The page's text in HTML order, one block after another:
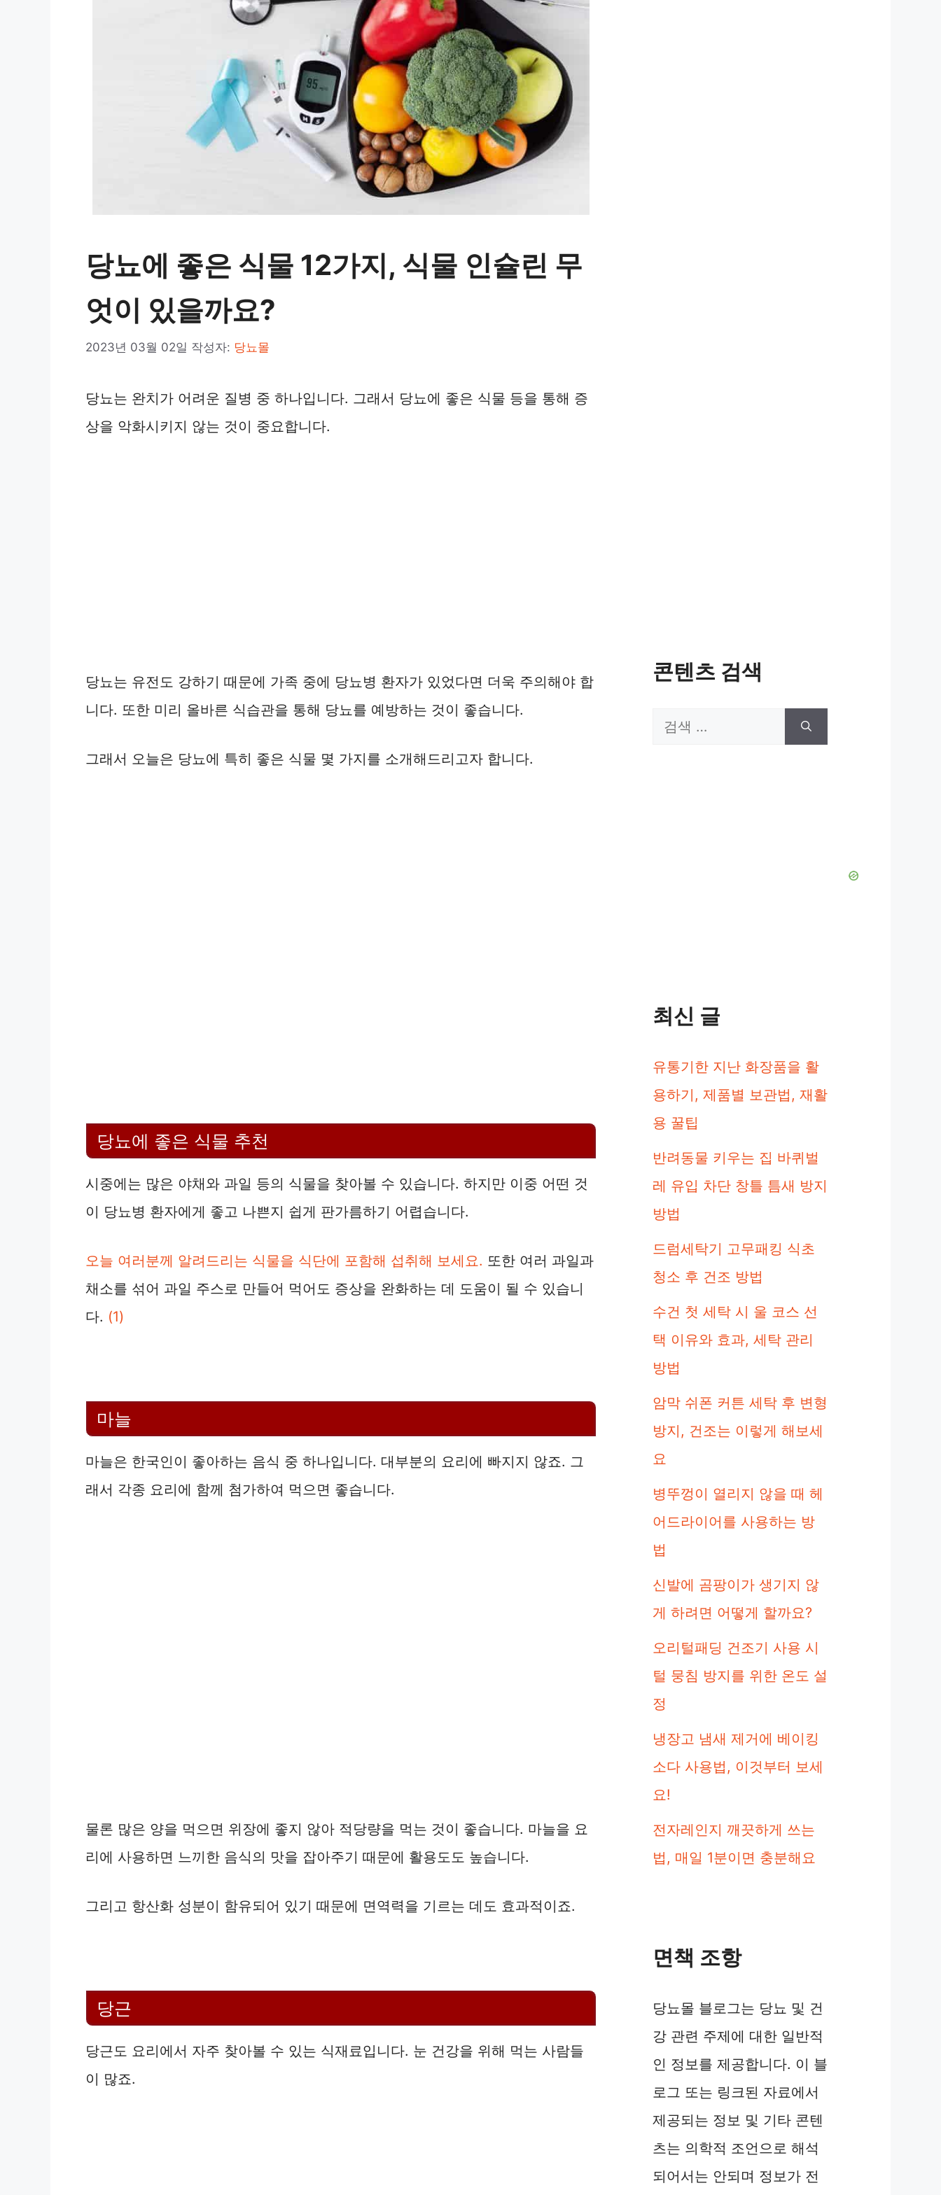
당뇨에 좋은 식물 12가지, 식물 인슐린 무
엇이 있을까요?
2023년 03월 02일 작성자: 당뇨몰
당뇨는 완치가 어려운 질병 중 하나입니다. 그래서 당뇨에 좋은 식물 등을 통해 증
상을 악화시키지 않는 것이 중요합니다.
당뇨는 유전도 강하기 때문에 가족 중에 당뇨병 환자가 있었다면 더욱 주의해야 합
니다. 또한 미리 올바른 식습관을 통해 당뇨를 예방하는 것이 좋습니다.
그래서 오늘은 당뇨에 특히 좋은 식물 몇 가지를 소개해드리고자 합니다.
당뇨에 좋은 식물 추천
시중에는 많은 야채와 과일 등의 식물을 찾아볼 수 있습니다. 하지만 이중 어떤 것
이 당뇨병 환자에게 좋고 나쁜지 쉽게 판가름하기 어렵습니다.
오늘 여러분께 알려드리는 식물을 식단에 포함해 섭취해 보세요. 또한 여러 과일과
채소를 섞어 과일 주스로 만들어 먹어도 증상을 완화하는 데 도움이 될 수 있습니
다. (1)
마늘
마늘은 한국인이 좋아하는 음식 중 하나입니다. 대부분의 요리에 빠지지 않죠. 그
래서 각종 요리에 함께 첨가하여 먹으면 좋습니다.
물론 많은 양을 먹으면 위장에 좋지 않아 적당량을 먹는 것이 좋습니다. 마늘을 요
리에 사용하면 느끼한 음식의 맛을 잡아주기 때문에 활용도도 높습니다.
그리고 항산화 성분이 함유되어 있기 때문에 면역력을 기르는 데도 효과적이죠.
당근
당근도 요리에서 자주 찾아볼 수 있는 식재료입니다. 눈 건강을 위해 먹는 사람들
이 많죠.
콘텐츠 검색
검
최신 글
유통기한 지난 화장품을 활
용하기, 제품별 보관법, 재활
용 꿀팁
반려동물 키우는 집 바퀴벌
레 유입 차단 창틀 틈새 방지
방법
드럼세탁기 고무패킹 식초
청소 후 건조 방법
수건 첫 세탁 시 울 코스 선
택 이유와 효과, 세탁 관리
방법
암막 쉬폰 커튼 세탁 후 변형
방지, 건조는 이렇게 해보세
요
병뚜껑이 열리지 않을 때 헤
어드라이어를 사용하는 방
법
신발에 곰팡이가 생기지 않
게 하려면 어떻게 할까요?
오리털패딩 건조기 사용 시
털 뭉침 방지를 위한 온도 설
정
냉장고 냄새 제거에 베이킹
소다 사용법, 이것부터 보세
요!
전자레인지 깨끗하게 쓰는
법, 매일 1분이면 충분해요
면책 조항
당뇨몰 블로그는 당뇨 및 건
강 관련 주제에 대한 일반적
인 정보를 제공합니다. 이 블
로그 또는 링크된 자료에서
제공되는 정보 및 기타 콘텐
츠는 의학적 조언으로 해석
되어서는 안되며 정보가 전